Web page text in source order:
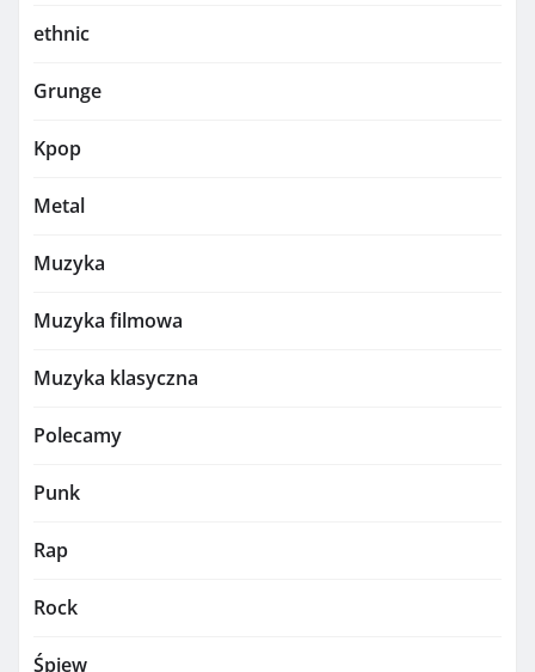
ethnic
Grunge
Kpop
Metal
Muzyka
Muzyka filmowa
Muzyka klasyczna
Polecamy
Punk
Rap
Rock
Śpiew